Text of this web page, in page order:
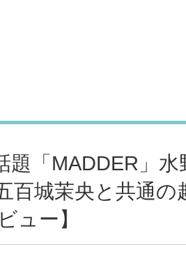
「MADDER」水
百城茉央と共通の
ュー】